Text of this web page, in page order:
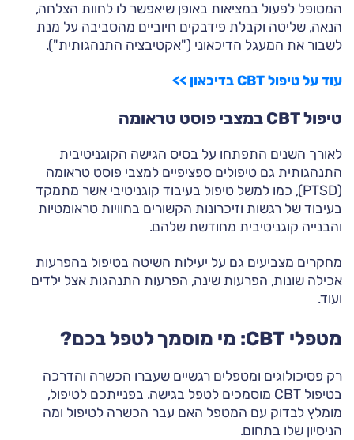
המטופל לפעול במציאות באופן שיאפשר לו לחוות הצלחה,
הנאה, שליטה וקבלת פידבקים חיוביים מהסביבה על מנת
לשבור את המעגל הדיכאוני ("אקטיבציה התנהגותית").
עוד על טיפול CBT בדיכאון >>
טיפול CBT במצבי פוסט טראומה
לאורך השנים התפתחו על בסיס הגישה הקוגניטיבית
התנהגותית גם טיפולים ספציפיים למצבי פוסט טראומה
(PTSD), כמו למשל טיפול בעיבוד קוגניטיבי אשר מתמקד
בעיבוד של רגשות וזיכרונות הקשורים בחוויות טראומטיות
והבנייה קוגניטיבית מחודשת שלהם.
מחקרים מצביעים גם על יעילות השיטה בטיפול בהפרעות
אכילה שונות, הפרעות שינה, הפרעות התנהגות אצל ילדים
ועוד.
מטפלי CBT: מי מוסמך לטפל בכם?
רק פסיכולוגים ומטפלים רגשיים שעברו הכשרה והדרכה
בטיפול CBT מוסמכים לטפל בגישה. בפנייתכם לטיפול,
מומלץ לבדוק עם המטפל האם עבר הכשרה לטיפול ומה
הניסיון שלו בתחום.